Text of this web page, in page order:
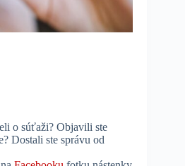
o súťaži? Objavili ste
Dostali ste správu od